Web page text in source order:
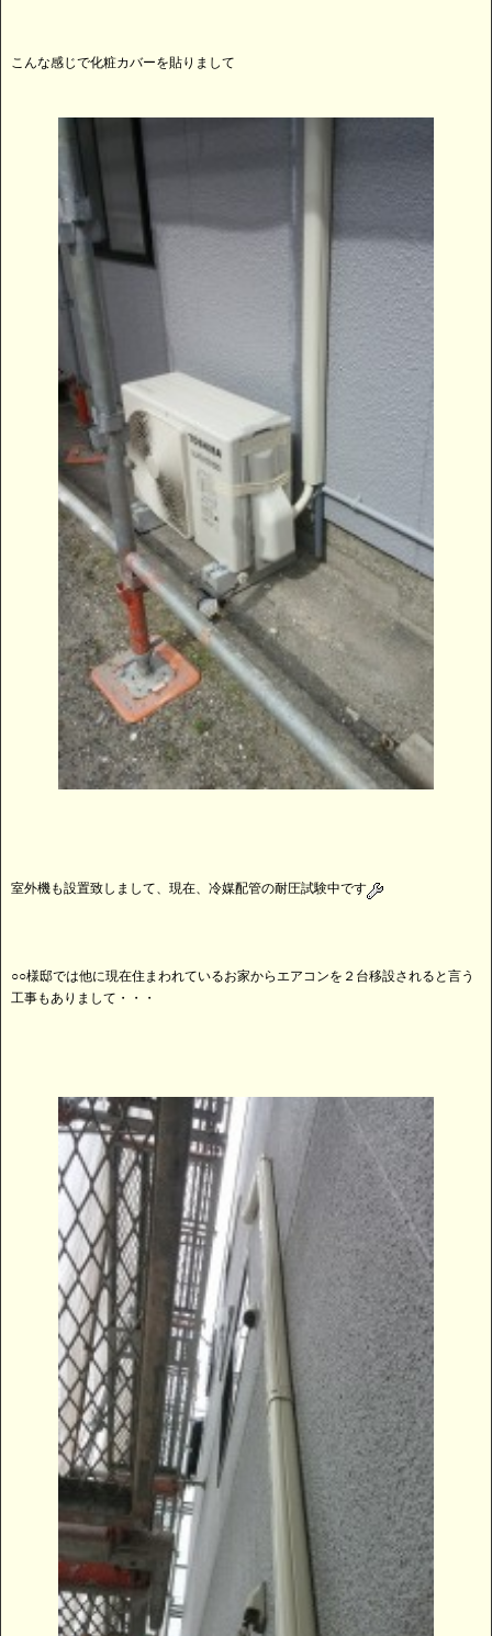
こんな感じで化粧カバーを貼りまして
室外機も設置致しまして、現在、冷媒配管の耐圧試験中です
○○様邸では他に現在住まわれているお家からエアコンを２台移設されると言う
工事もありまして・・・